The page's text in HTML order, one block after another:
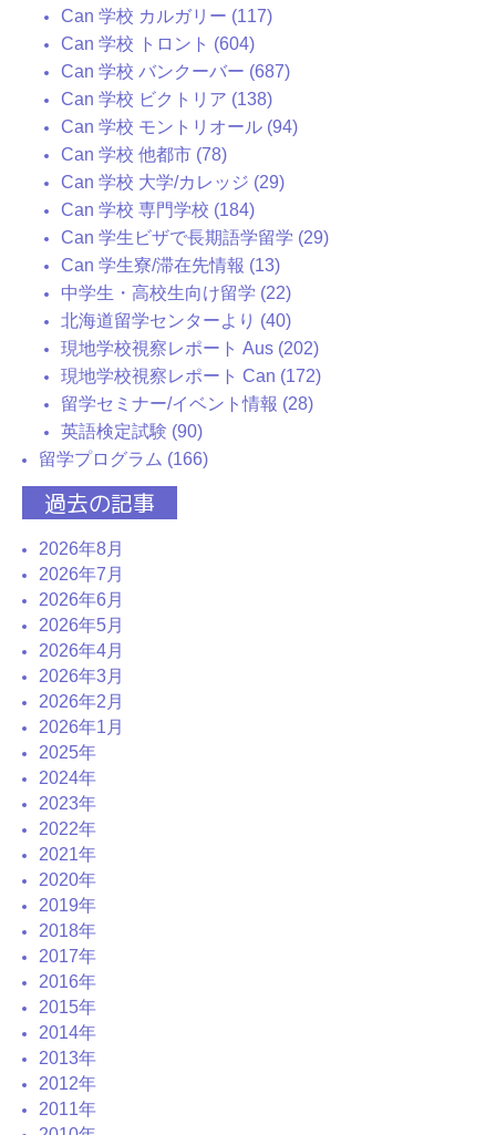
Can 学校 カルガリー (117)
Can 学校 トロント (604)
Can 学校 バンクーバー (687)
Can 学校 ビクトリア (138)
Can 学校 モントリオール (94)
Can 学校 他都市 (78)
Can 学校 大学/カレッジ (29)
Can 学校 専門学校 (184)
Can 学生ビザで長期語学留学 (29)
Can 学生寮/滞在先情報 (13)
中学生・高校生向け留学 (22)
北海道留学センターより (40)
現地学校視察レポート Aus (202)
現地学校視察レポート Can (172)
留学セミナー/イベント情報 (28)
英語検定試験 (90)
留学プログラム (166)
過去の記事
2026年8月
2026年7月
2026年6月
2026年5月
2026年4月
2026年3月
2026年2月
2026年1月
2025年
2024年
2023年
2022年
2021年
2020年
2019年
2018年
2017年
2016年
2015年
2014年
2013年
2012年
2011年